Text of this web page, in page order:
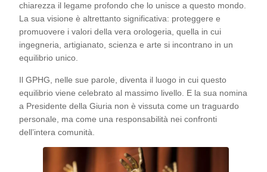
chiarezza il legame profondo che lo unisce a questo mondo.
La sua visione è altrettanto significativa: proteggere e
promuovere i valori della vera orologeria, quella in cui
ingegneria, artigianato, scienza e arte si incontrano in un
equilibrio unico.
Il GPHG, nelle sue parole, diventa il luogo in cui questo
equilibrio viene celebrato al massimo livello. E la sua nomina
a Presidente della Giuria non è vissuta come un traguardo
personale, ma come una responsabilità nei confronti
dell’intera comunità.